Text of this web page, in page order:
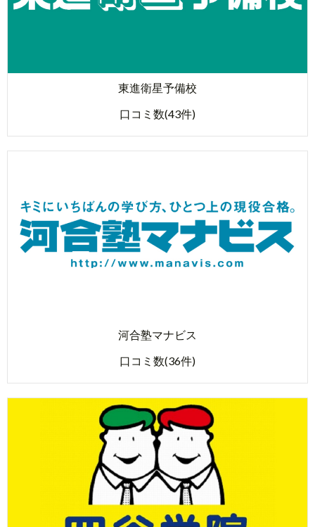
東進衛星予備校
口コミ数(43件)
河合塾マナビス
口コミ数(36件)